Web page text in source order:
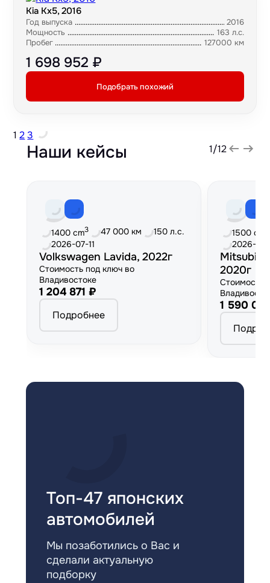
Kia Kx5, 2016
Год выпуска
2016
Мощность
163 л.с.
Пробег
127000 км
1 698 952 ₽
Подобрать похожий
1 2 3
Наши кейсы 1/12
1400 cm3 47 000 км
150 л.с.
2026-07-11
Volkswagen Lavida, 2022г
Стоимость под ключ во
Владивостоке
1 204 871 ₽
Подробнее
1500 cm
2026-
2020г
Стоимость
1 590
Топ-47 японских
автомобилей
Мы позаботились о Вас и
сделали актуальную
подборку